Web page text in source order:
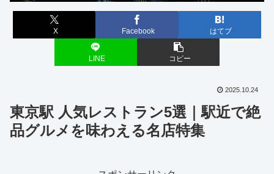
X Facebook はてブ
LINE コピー
2025.10.24
東京駅 人気レストラン5選｜駅近で絶
品グルメを味わえる名店特集